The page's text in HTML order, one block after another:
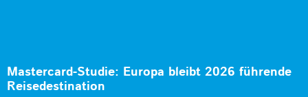
Mastercard-Studie: Europa bleibt 2026 führende
Reisedestination